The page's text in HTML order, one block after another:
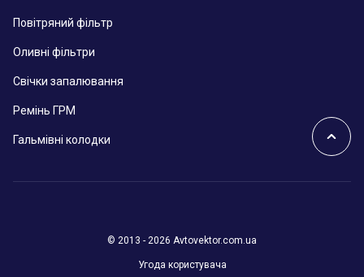
Повітряний фільтр
Оливні фільтри
Свічки запалювання
Ремінь ГРМ
Гальмівні колодки
© 2013 - 2026 Avtovektor.com.ua
Угода користувача